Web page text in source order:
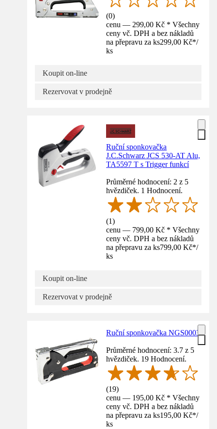
(0)
cenu — 299,00 Kč * Všechny
ceny vč. DPH a bez nákladů
na přepravu za ks299,00 Kč*/
ks
Koupit on-line
Rezervovat v prodejně
Ruční sponkovačka
J.C.Schwarz JCS 530-AT Alu,
TA5597 T s Trigger funkcí
Průměrné hodnocení: 2 z 5
hvězdiček. 1 Hodnocení.
(1)
cenu — 799,00 Kč * Všechny
ceny vč. DPH a bez nákladů
na přepravu za ks799,00 Kč*/
ks
Koupit on-line
Rezervovat v prodejně
Ruční sponkovačka NGS0003
Průměrné hodnocení: 3.7 z 5
hvězdiček. 19 Hodnocení.
(19)
cenu — 195,00 Kč * Všechny
ceny vč. DPH a bez nákladů
na přepravu za ks195,00 Kč*/
ks